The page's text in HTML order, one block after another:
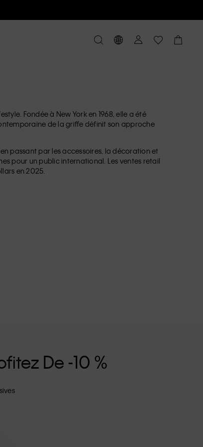
Fondée à New York en 1968, elle a été
de la griffe définit son approche
passant par les accessoires, la décoration et
pour un public international. Les ventes retail
en 2025.
De -10 %